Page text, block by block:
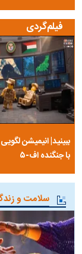
فیلم‌گردی
ببینید| انیمیشن
با جنگنده اف-۵
سلامت و